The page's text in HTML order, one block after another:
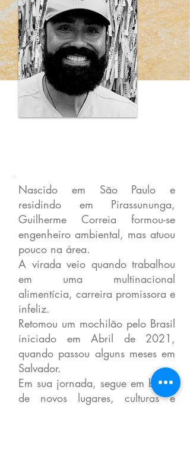
Nascido em São Paulo e
residindo em Pirassununga,
Guilherme Correia formou-se
engenheiro ambiental, mas atuou
pouco na área.
A virada veio quando trabalhou
em uma multinacional
alimentícia, carreira promissora e
infeliz.
Retomou um mochilão pelo Brasil
iniciado em Abril de 2021,
quando passou alguns meses em
Salvador.
Em sua jornada, segue em busca
de novos lugares, culturas e